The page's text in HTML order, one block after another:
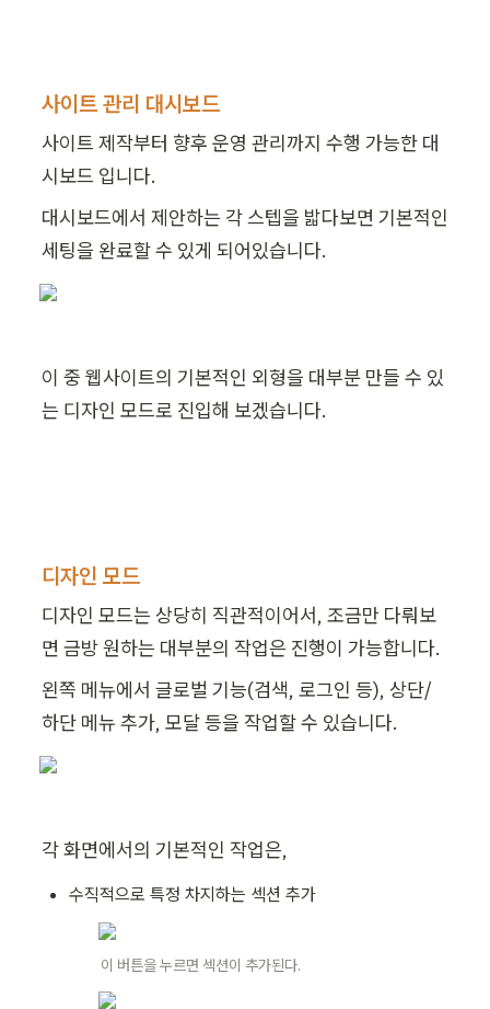
사이트 관리 대시보드
사이트 제작부터 향후 운영 관리까지 수행 가능한 대
시보드 입니다.
대시보드에서 제안하는 각 스텝을 밟다보면 기본적인
세팅을 완료할 수 있게 되어있습니다.
이 중 웹사이트의 기본적인 외형을 대부분 만들 수 있
는 디자인 모드로 진입해 보겠습니다.
디자인 모드
디자인 모드는 상당히 직관적이어서, 조금만 다뤄보
면 금방 원하는 대부분의 작업은 진행이 가능합니다.
왼쪽 메뉴에서 글로벌 기능(검색, 로그인 등), 상단/
하단 메뉴 추가, 모달 등을 작업할 수 있습니다.
각 화면에서의 기본적인 작업은,
수직적으로 특정 차지하는 섹션 추가
이 버튼을 누르면 섹션이 추가된다.